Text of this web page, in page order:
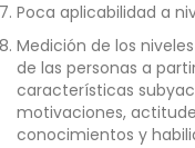
Poca aplicabilidad a
Medición de los
de las personas a
características
motivaciones,
conocimientos y